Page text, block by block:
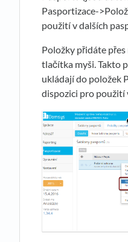
Pasportizace-
použití v dalších
Položky přidáte
tlačítka myši. Takto
ukládají do položek
dispozici pro použití